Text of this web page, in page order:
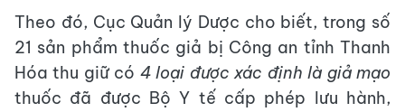
Theo đó, Cục Quản lý Dược cho biết, trong số
21 sản phẩm thuốc giả bị Công an tỉnh Thanh
Hóa thu giữ có 4 loại được xác định là giả mạo
thuốc đã được Bộ Y tế cấp phép lưu hành,